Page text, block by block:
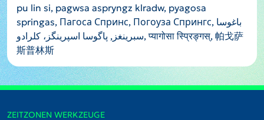
pu lin si, pagwsa aspryngz klradw, pyagosa
springas, Пагоса Спринс, Погоуза Спрингс, باغوسا
سبرينغز, پاگوسا اسپرینگز، کلرادو, प्यागोसा स्प्रिङ्गस्, 帕戈萨
斯普林斯
ZEITZONEN WERKZEUGE